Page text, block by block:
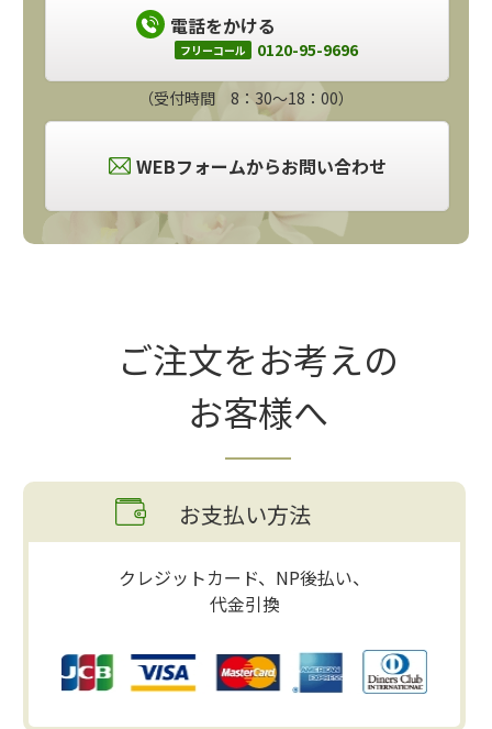
電話をかける
フリーコール 0120-95-9696
（受付時間 8：30～18：00）
WEBフォームからお問い合わせ
ご注文をお考えの
お客様へ
お支払い方法
クレジットカード、NP後払い、
代金引換